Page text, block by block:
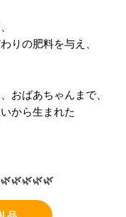
りの肥料を与え、
おばあちゃんまで、
から生まれた